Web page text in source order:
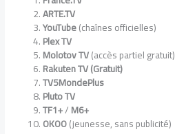
ARTE.TV
YouTube(chaînes officielles)
Plex TV
Molotov TV(accès partiel gratuit)
Rakuten TV (Gratuit)
TV5MondePlus
Pluto TV
TF1+/M6+
OKOO(jeunesse, sans publicité)